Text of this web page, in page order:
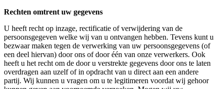
Rechten omtrent uw gegevens
U heeft recht op inzage, rectificatie of verwijdering van de
persoonsgegeven welke wij van u ontvangen hebben. Tevens kunt u
bezwaar maken tegen de verwerking van uw persoonsgegevens (of
een deel hiervan) door ons of door één van onze verwerkers. Ook
heeft u het recht om de door u verstrekte gegevens door ons te laten
overdragen aan uzelf of in opdracht van u direct aan een andere
partij. Wij kunnen u vragen om u te legitimeren voordat wij gehoor